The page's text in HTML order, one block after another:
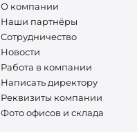
О компании
Наши партнёры
Сотрудничество
Новости
Работа в компании
Написать директору
Реквизиты компании
Фото офисов и склада